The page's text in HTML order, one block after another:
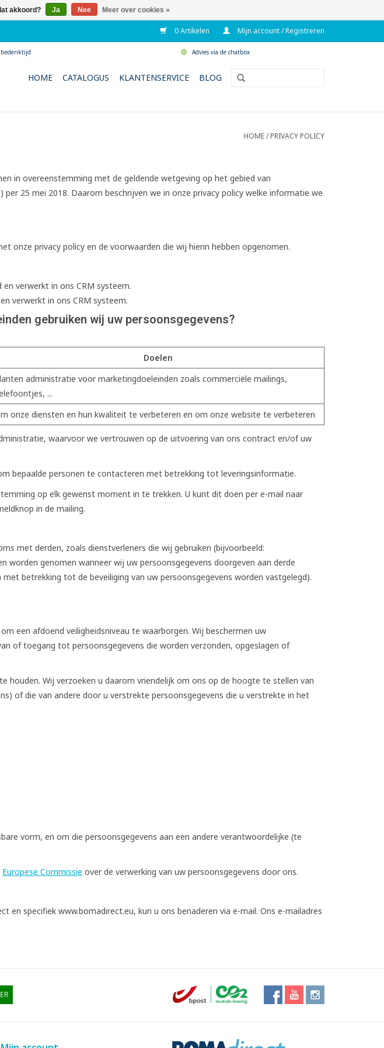
0 Artikelen Mijn account / Registreren
Advies via de chatbox
HOME CATALOGUS KLANTENSERVICE BLOG
HOME/PRIVACY POLICY
in overeenstemming met de geldende wetgeving op het gebied van
per 25 mei 2018. Daarom beschrijven we in onze privacy policy welke informatie we
onze privacy policy en de voorwaarden die wij hierin hebben opgenomen.
verwerkt in ons CRM systeem.
verwerkt in ons CRM systeem.
gebruiken wij uw persoonsgegevens?
Doelen
administratie voor marketingdoeleinden zoals commerciële mailings,
...
onze diensten en hun kwaliteit te verbeteren en om onze website te verbeteren
waarvoor we vertrouwen op de uitvoering van ons contract en/of uw
bepaalde personen te contacteren met betrekking tot leveringsinformatie.
op elk gewenst moment in te trekken. U kunt dit doen per e-mail naar
in de mailing.
met derden, zoals dienstverleners die wij gebruiken (bijvoorbeeld:
worden genomen wanneer wij uw persoonsgegevens doorgeven aan derde
betrekking tot de beveiliging van uw persoonsgegevens worden vastgelegd).
een afdoend veiligheidsniveau te waarborgen. Wij beschermen uw
of toegang tot persoonsgegevens die worden verzonden, opgeslagen of
Wij verzoeken u daarom vriendelijk om ons op de hoogte te stellen van
of die van andere door u verstrekte persoonsgegevens die u verstrekte in het
vorm, en om die persoonsgegevens aan een andere verantwoordelijke (te
Europese Commissie over de verwerking van uw persoonsgegevens door ons.
specifiek www.bomadirect.eu, kun u ons benaderen via e-mail. Ons e-mailadres
akkoord? Ja Nee Meer over cookies »